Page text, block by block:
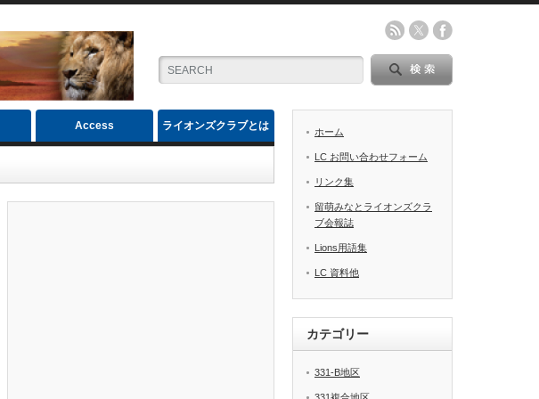
Access ライオンズクラブとは ホーム
LC お問い合わせフォーム
リンク集
留萌みなとライオンズクラ
ブ会報誌
Lions用語集
LC 資料他
カテゴリー
331-B地区